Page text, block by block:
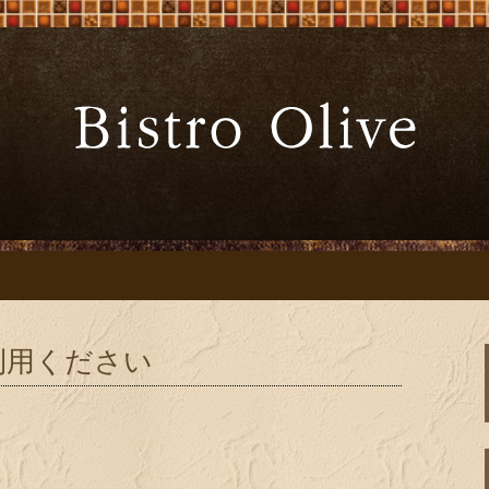
Bistro Olive
ブ」でワインと炭火焼料理を
ください